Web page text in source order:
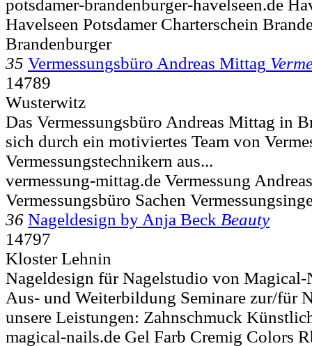
potsdamer-brandenburger-havelseen.de
Havelseen Potsdamer Charterschein
Brandenburger
35 Vermessungsbüro Andreas Mittag
14789
Wusterwitz
Das Vermessungsbüro Andreas Mittag in
sich durch ein motiviertes Team von
Vermessungstechnikern aus...
vermessung-mittag.de Vermessung
Vermessungsbüro Sachen
36 Nageldesign by Anja Beck Beauty
14797
Kloster Lehnin
Nageldesign für Nagelstudio von
Aus- und Weiterbildung Seminare zur/für
unsere Leistungen: Zahnschmuck
magical-nails.de Gel Farb Cremig Colors